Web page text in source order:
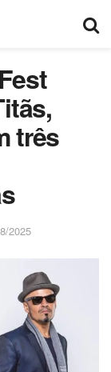
três
2025